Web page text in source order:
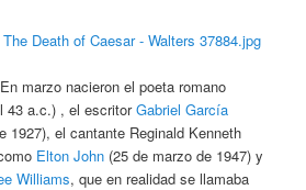
marzo nacieron el poeta romano
43 a.c.) , el escritorGabriel García
1927), el cantante Reginald Kenneth
Elton John (25 de marzo de 1947) y
Williams, que en realidad se llamaba